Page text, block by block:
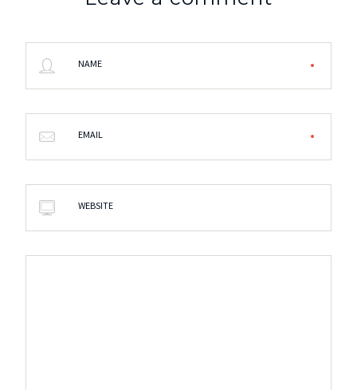
NAME
EMAIL
WEBSITE